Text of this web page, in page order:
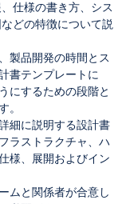
仕様の書き方、シス
どの特徴について説
製品開発の時間とス
書テンプレートに
にするための段階と
細に説明する設計書
ラストラクチャ、ハ
様、展開およびイン
ムと関係者が合意し